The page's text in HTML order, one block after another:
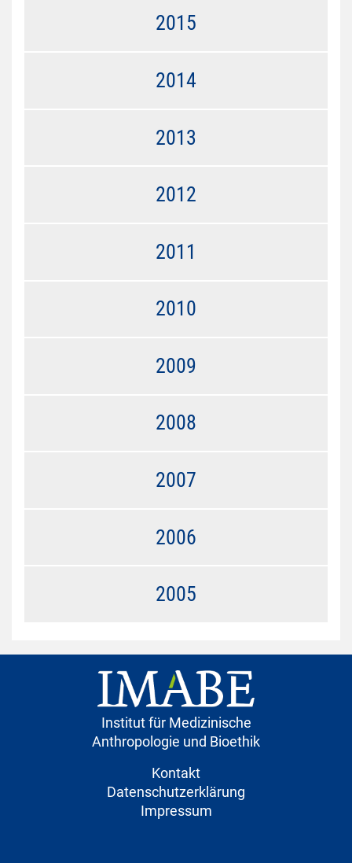
2015
2014
2013
2012
2011
2010
2009
2008
2007
2006
2005
Institut für Medizinische
Anthropologie und Bioethik
Kontakt
Datenschutzerklärung
Impressum